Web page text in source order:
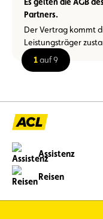
Partners.
Der Vertrag kommt
Leistungsträger
1auf 9
Assistenz
Reisen